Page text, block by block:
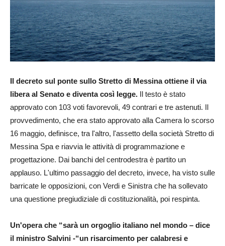
Il decreto sul ponte sullo Stretto di Messina ottiene il via
libera al Senato e diventa così legge. Il testo è stato
approvato con 103 voti favorevoli, 49 contrari e tre astenuti. Il
provvedimento, che era stato approvato alla Camera lo scorso
16 maggio, definisce, tra l'altro, l'assetto della società Stretto di
Messina Spa e riavvia le attività di programmazione e
progettazione. Dai banchi del centrodestra è partito un
applauso. L'ultimo passaggio del decreto, invece, ha visto sulle
barricate le opposizioni, con Verdi e Sinistra che ha sollevato
una questione pregiudiziale di costituzionalità, poi respinta.
Un'opera che “sarà un orgoglio italiano nel mondo – dice
il ministro Salvini -“un risarcimento per calabresi e